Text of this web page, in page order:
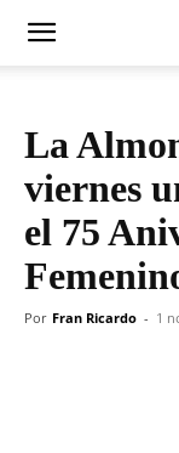
La
viernes
el 75
Por Fran Ricardo - 1